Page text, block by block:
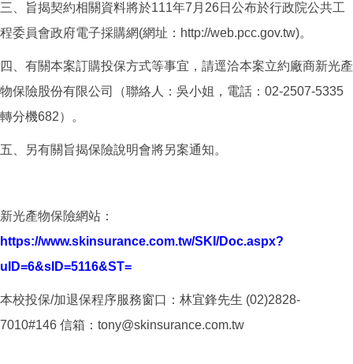
三、旨揭契約相關資料將於111年7月26日公布於行政院公共工
程委員會政府電子採購網(網址：http://web.pcc.gov.tw)。
四、有關本案訂購投保方式等事宜，請逕洽本案立約廠商新光產
物保險股份有限公司（聯絡人：吳小姐，電話：02-2507-5335
轉分機682）。
五、另有關旨揭保險說明會將另案通知。
新光產物保險網站：
https://www.skinsurance.com.tw/SKI/Doc.aspx?
uID=6&sID=5116&ST=
本校投保/加退保程序服務窗口：林宜鋒先生 (02)2828-
7010#146 信箱：tony@skinsurance.com.tw